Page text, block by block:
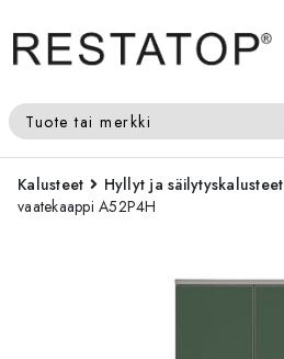
Tuote tai merkki
Kalusteet Hyllyt ja säilytyskalusteet
vaatekaappi A52P4H